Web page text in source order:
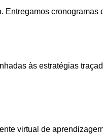
às estratégias
virtual de